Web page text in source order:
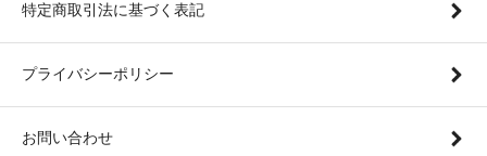
特定商取引法に基づく表記
プライバシーポリシー
お問い合わせ